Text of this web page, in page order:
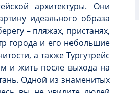
архитектуры. Они
идеального образа
– пляжах, пристанях,
города и его небольшие
а также Тургутрейс
и жить после выхода на
Одной из знаменитых